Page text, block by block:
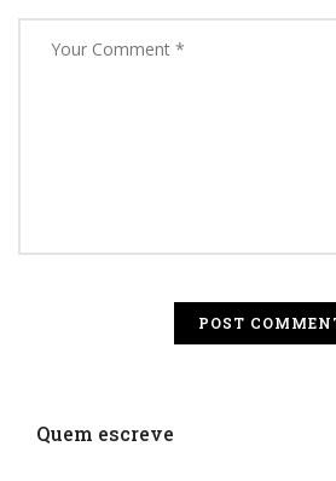
Quem escreve